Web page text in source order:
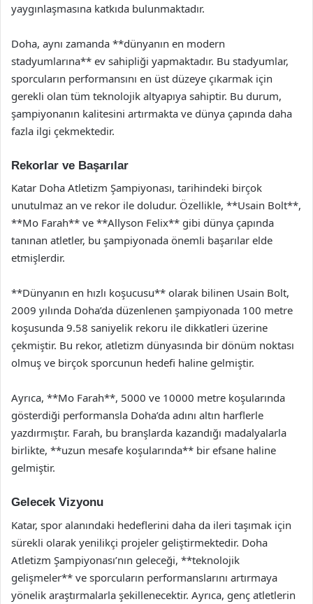
yaygınlaşmasına katkıda bulunmaktadır.
Doha, aynı zamanda **dünyanın en modern
stadyumlarına** ev sahipliği yapmaktadır. Bu stadyumlar,
sporcuların performansını en üst düzeye çıkarmak için
gerekli olan tüm teknolojik altyapıya sahiptir. Bu durum,
şampiyonanın kalitesini artırmakta ve dünya çapında daha
fazla ilgi çekmektedir.
Rekorlar ve Başarılar
Katar Doha Atletizm Şampiyonası, tarihindeki birçok
unutulmaz an ve rekor ile doludur. Özellikle, **Usain Bolt**,
**Mo Farah** ve **Allyson Felix** gibi dünya çapında
tanınan atletler, bu şampiyonada önemli başarılar elde
etmişlerdir.
**Dünyanın en hızlı koşucusu** olarak bilinen Usain Bolt,
2009 yılında Doha’da düzenlenen şampiyonada 100 metre
koşusunda 9.58 saniyelik rekoru ile dikkatleri üzerine
çekmiştir. Bu rekor, atletizm dünyasında bir dönüm noktası
olmuş ve birçok sporcunun hedefi haline gelmiştir.
Ayrıca, **Mo Farah**, 5000 ve 10000 metre koşularında
gösterdiği performansla Doha’da adını altın harflerle
yazdırmıştır. Farah, bu branşlarda kazandığı madalyalarla
birlikte, **uzun mesafe koşularında** bir efsane haline
gelmiştir.
Gelecek Vizyonu
Katar, spor alanındaki hedeflerini daha da ileri taşımak için
sürekli olarak yenilikçi projeler geliştirmektedir. Doha
Atletizm Şampiyonası’nın geleceği, **teknolojik
gelişmeler** ve sporcuların performanslarını artırmaya
yönelik araştırmalarla şekillenecektir. Ayrıca, genç atletlerin